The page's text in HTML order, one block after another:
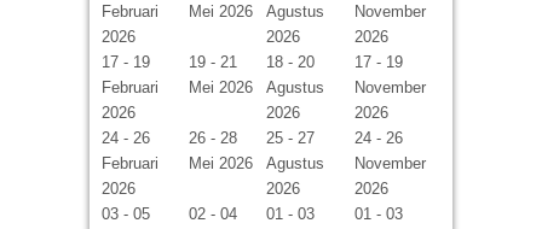
Februari
2026
Mei 2026
Agustus
2026
November
2026
17 - 19
Februari
2026
19 - 21
Mei 2026
18 - 20
Agustus
2026
17 - 19
November
2026
24 - 26
Februari
2026
26 - 28
Mei 2026
25 - 27
Agustus
2026
24 - 26
November
2026
03 - 05
02 - 04
01 - 03
01 - 03